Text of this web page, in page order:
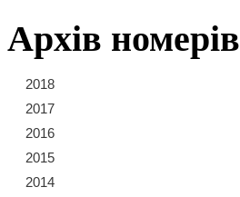
Архів номерів
2018
2017
2016
2015
2014